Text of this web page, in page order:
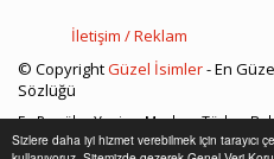
Sizlere daha iyi hizmet verebilmek için tarayıcı
İletişim / Reklam
© CopyrightGüzel İsimler- En
Sözlüğü
En Popüler Yeni ve Modern Türkçe
Sözlüğü, İslami Dini Kız ve Erkek Bebek